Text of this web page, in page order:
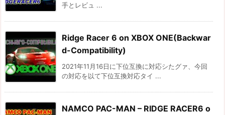
手とレビュ ...
Ridge Racer 6 on XBOX ONE(Backwar
d-Compatibility)
2021年11月16日に下位互換に対応シたグァ、今回
の対応を以て下位互換対応タイ ...
NAMCO PAC-MAN – RIDGE RACER6 o